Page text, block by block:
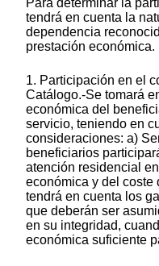
Para determinar la
tendrá en cuenta la
dependencia
prestación económica.
1. Participación en el
Catálogo.-Se tomará
económica del
servicio, teniendo en
consideraciones: a)
beneficiarios
atención residencial
económica y del coste
tendrá en cuenta los
que deberán ser
en su integridad,
económica suficiente